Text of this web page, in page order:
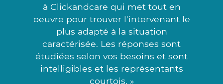
à Clickandcare qui met tout en
oeuvre pour trouver l'intervenant le
plus adapté à la situation
caractérisée. Les réponses sont
étudiées selon vos besoins et sont
intelligibles et les représentants
courtois. »